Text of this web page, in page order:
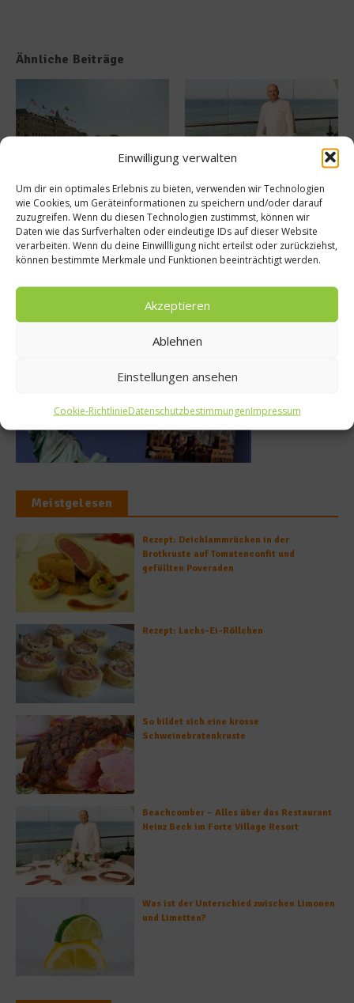
Einwilligung verwalten
Um dir ein optimales Erlebnis zu bieten, verwenden wir Technologien
wie Cookies, um Geräteinformationen zu speichern und/oder darauf
zuzugreifen. Wenn du diesen Technologien zustimmst, können wir
Daten wie das Surfverhalten oder eindeutige IDs auf dieser Website
verarbeiten. Wenn du deine Einwillligung nicht erteilst oder zurückziehst,
können bestimmte Merkmale und Funktionen beeinträchtigt werden.
Akzeptieren
Ablehnen
Einstellungen ansehen
Cookie-RichtlinieDatenschutzbestimmungenImpressum
Ähnliche Beiträge
Grand Hôtel Stockholm –
Gourmetküche und
majestätischer Ausblick
16. April 2026
Beachcomber – Alles über das
Restaurant Heinz Beck im Forte
Villa ...
31. März 2026
Meistgelesen
Rezept: Deichlammrücken in der
Brotkruste auf Tomatenconfit und
gefüllten Poveraden
Rezept: Lachs-Ei-Röllchen
So bildet sich eine krosse
Schweinebratenkruste
Beachcomber – Alles über das Restaurant
Heinz Beck im Forte Village Resort
Was ist der Unterschied zwischen Limonen
und Limetten?